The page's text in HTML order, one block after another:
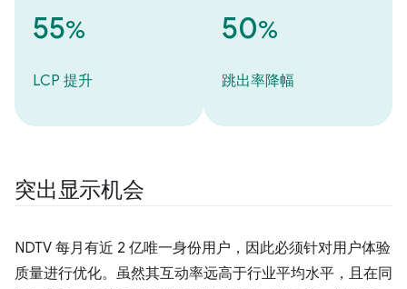
55%
LCP 提升
50%
跳出率降幅
突出显示机会
NDTV 每月有近 2 亿唯一身份用户，因此必须针对用户体验
质量进行优化。虽然其互动率远高于行业平均水平，且在同